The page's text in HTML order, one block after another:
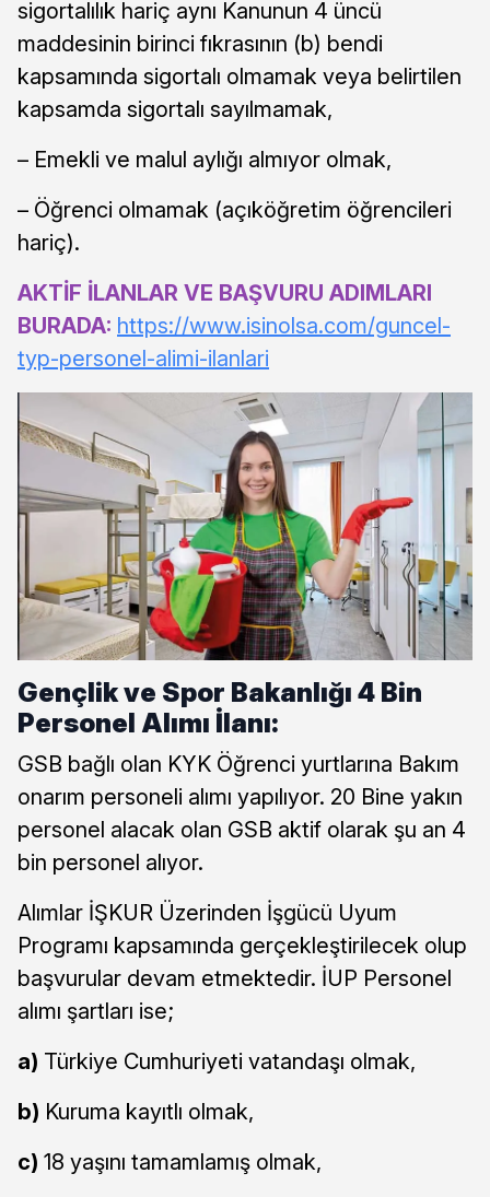
sigortalılık hariç aynı Kanunun 4 üncü
maddesinin birinci fıkrasının (b) bendi
kapsamında sigortalı olmamak veya belirtilen
kapsamda sigortalı sayılmamak,
– Emekli ve malul aylığı almıyor olmak,
– Öğrenci olmamak (açıköğretim öğrencileri
hariç).
AKTİF İLANLAR VE BAŞVURU ADIMLARI
BURADA: https://www.isinolsa.com/guncel-
typ-personel-alimi-ilanlari
Gençlik ve Spor Bakanlığı 4 Bin
Personel Alımı İlanı:
GSB bağlı olan KYK Öğrenci yurtlarına Bakım
onarım personeli alımı yapılıyor. 20 Bine yakın
personel alacak olan GSB aktif olarak şu an 4
bin personel alıyor.
Alımlar İŞKUR Üzerinden İşgücü Uyum
Programı kapsamında gerçekleştirilecek olup
başvurular devam etmektedir. İUP Personel
alımı şartları ise;
a) Türkiye Cumhuriyeti vatandaşı olmak,
b) Kuruma kayıtlı olmak,
c) 18 yaşını tamamlamış olmak,